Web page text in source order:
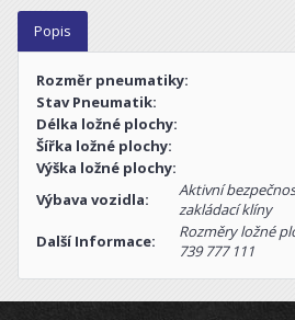
Popis
Rozměr pneumatiky:
Stav Pneumatik:
Délka ložné plochy:
Šířka ložné plochy:
Výška ložné plochy:
Výbava vozidla:
Aktivní
zakládací klíny
Další Informace:
Rozměry ložné
739 777 111